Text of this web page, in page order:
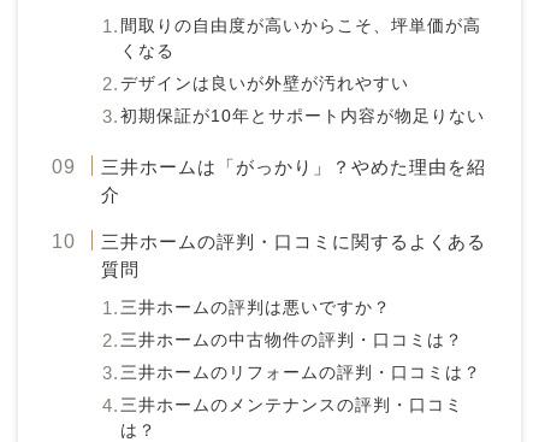
間取りの自由度が高いからこそ、坪単価が高
くなる
デザインは良いが外壁が汚れやすい
初期保証が10年とサポート内容が物足りない
三井ホームは「がっかり」？やめた理由を紹
介
三井ホームの評判・口コミに関するよくある
質問
三井ホームの評判は悪いですか？
三井ホームの中古物件の評判・口コミは？
三井ホームのリフォームの評判・口コミは？
三井ホームのメンテナンスの評判・口コミ
は？